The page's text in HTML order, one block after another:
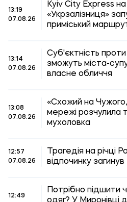
13:19
07.08.26
Kyiv City Express на
«Укрзалізниця»
приміський
13:14
07.08.26
Суб'єктність
зможуть міста-
власне обличчя
13:08
07.08.26
«Схожий на Чужого,
мережі розчулила
мухоловка
12:57
07.08.26
Трагедія на річці
відпочинку загинув
12:49
Потрібно підшити